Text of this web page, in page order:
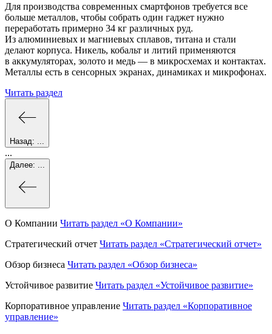
Для производства современных смартфонов требуется все
больше металлов, чтобы собрать один гаджет нужно
переработать примерно 34 кг различных руд.
Из алюминиевых и магниевых сплавов, титана и стали
делают корпуса. Никель, кобальт и литий применяются
в аккумуляторах, золото и медь — в микросхемах и контактах.
Металлы есть в сенсорных экранах, динамиках и микрофонах.
Читать раздел
Назад:
...
Далее:
О Компании Читать раздел «О Компании»
Стратегический отчет Читать раздел «Стратегический отчет»
Обзор бизнеса Читать раздел «Обзор бизнеса»
Устойчивое развитие Читать раздел «Устойчивое развитие»
Корпоративное управление Читать раздел «Корпоративное
управление»